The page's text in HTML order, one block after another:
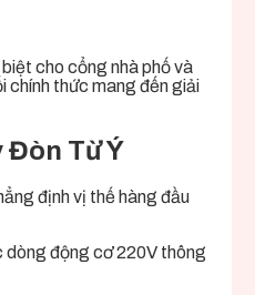
cho cổng nhà phố và
chính thức mang đến giải
Đòn Từ Ý
định vị thế hàng đầu
dòng động cơ 220V thông